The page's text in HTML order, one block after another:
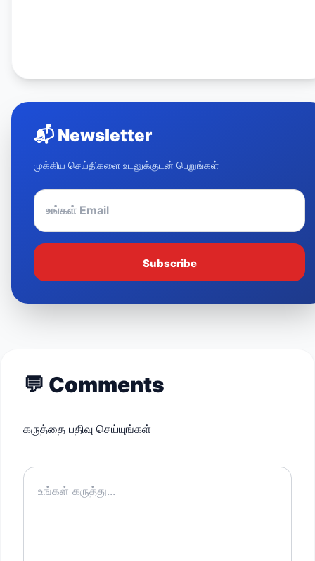
📬 Newsletter
முக்கிய செய்திகளை உடனுக்குடன் பெறுங்கள்
Subscribe
💬 Comments
கருத்தை பதிவு செய்யுங்கள்